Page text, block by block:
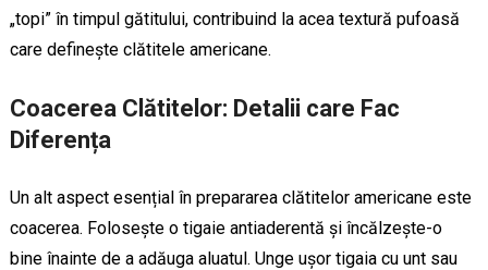
„topi” în timpul gătitului, contribuind la acea textură pufoasă
care definește clătitele americane.
Coacerea Clătitelor: Detalii care Fac
Diferența
Un alt aspect esențial în prepararea clătitelor americane este
coacerea. Folosește o tigaie antiaderentă și încălzește-o
bine înainte de a adăuga aluatul. Unge ușor tigaia cu unt sau